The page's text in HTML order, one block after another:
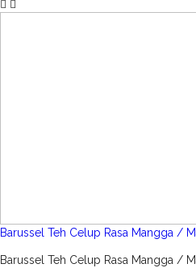
Barussel Teh Celup Rasa Mangga /
Barussel Teh Celup Rasa Mangga /